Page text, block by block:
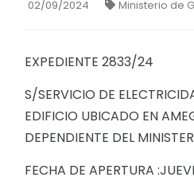
02/09/2024 Ministerio de
EXPEDIENTE 2833/24
S/SERVICIO DE
EDIFICIO UBICADO EN
DEPENDIENTE DEL
FECHA DE APERTURA